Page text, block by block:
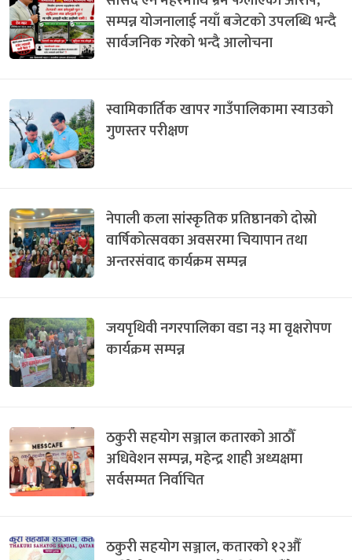
सम्पन्न योजनालाई नयाँ बजेटको उपलब्धि भन्दै
सार्वजनिक गरेको भन्दै आलोचना
स्वामिकार्तिक खापर गाउँपालिकामा स्याउको
गुणस्तर परीक्षण
नेपाली कला सांस्कृतिक प्रतिष्ठानको दोस्रो
वार्षिकोत्सवका अवसरमा चियापान तथा
अन्तरसंवाद कार्यक्रम सम्पन्न
जयपृथिवी नगरपालिका वडा न३ मा वृक्षरोपण
कार्यक्रम सम्पन्न
ठकुरी सहयोग सञ्जाल कतारको आठौँ
अधिवेशन सम्पन्न, महेन्द्र शाही अध्यक्षमा
सर्वसम्मत निर्वाचित
ठकुरी सहयोग सञ्जाल, कतारको १२औँ